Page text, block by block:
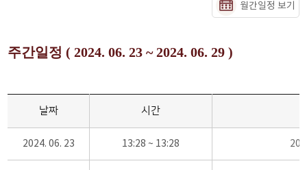
월간일정 보기
주간일정 ( 2024. 06. 23 ~ 2024. 06. 29 )
날짜 시간
2024. 06. 23 13:28 ~ 13:28